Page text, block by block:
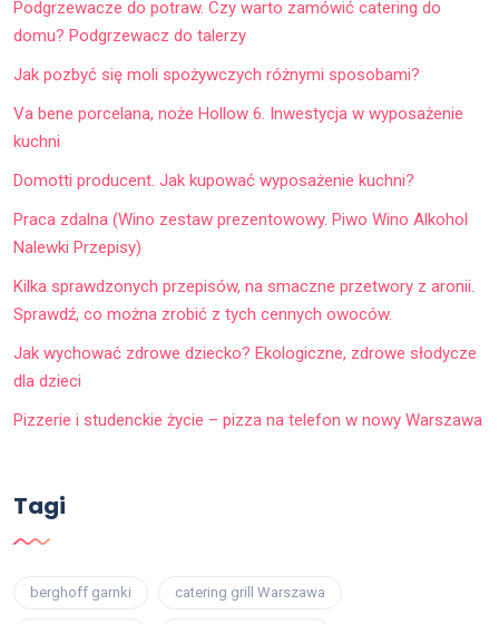
Podgrzewacze do potraw. Czy warto zamówić catering do
domu? Podgrzewacz do talerzy
Jak pozbyć się moli spożywczych różnymi sposobami?
Va bene porcelana, noże Hollow 6. Inwestycja w wyposażenie
kuchni
Domotti producent. Jak kupować wyposażenie kuchni?
Praca zdalna (Wino zestaw prezentowowy. Piwo Wino Alkohol
Nalewki Przepisy)
Kilka sprawdzonych przepisów, na smaczne przetwory z aronii.
Sprawdź, co można zrobić z tych cennych owoców.
Jak wychować zdrowe dziecko? Ekologiczne, zdrowe słodycze
dla dzieci
Pizzerie i studenckie życie – pizza na telefon w nowy Warszawa
Tagi
berghoff garnki catering grill Warszawa